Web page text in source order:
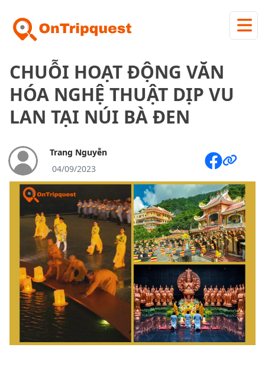
CHUỖI HOẠT ĐỘNG VĂN
HÓA NGHỆ THUẬT DỊP VU
LAN TẠI NÚI BÀ ĐEN
Trang Nguyễn
04/09/2023